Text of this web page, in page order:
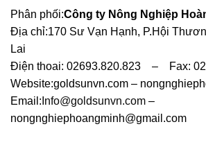
Phân phối:Công ty Nông Nghiệp
Địa chỉ:170 Sư Vạn Hạnh, P.Hội
Lai
Điện thoai: 02693.820.823 – Fax:
Website:goldsunvn.com –
Email: Info@goldsunvn.com –
nongnghiephoangminh@gmail.com